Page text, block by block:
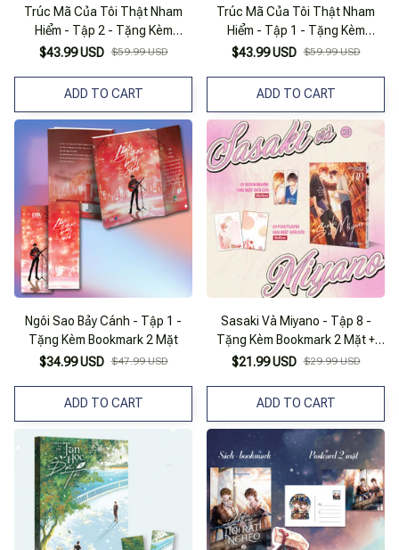
Trúc Mã Của Tôi Thật Nham
Hiểm - Tập 2 - Tặng Kèm
Bookmark Bồi Cứng
$43.99 USD $59.99 USD
ADD TO CART
Trúc Mã Của Tôi Thật Nham
Hiểm - Tập 1 - Tặng Kèm
Bookmark Bồi Cứng
$43.99 USD $59.99 USD
ADD TO CART
Ngôi Sao Bảy Cánh - Tập 1 -
Tặng Kèm Bookmark 2 Mặt
$34.99 USD $47.99 USD
ADD TO CART
Sasaki Và Miyano - Tập 8 -
Tặng Kèm Bookmark 2 Mặt +
Postcard 2 Mặt
$21.99 USD $29.99 USD
ADD TO CART